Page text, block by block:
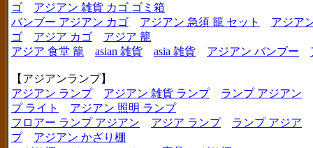
ゴ
アジアン 雑貨 カゴ ゴミ箱
バンブー アジアン カゴ
アジアン 急須 籠 セット
アジア
ゴ
アジア カゴ
アジア 籠
アジア 食堂 籠
asian 雑貨 asia 雑貨 アジアン バンブー
【アジアンランプ】
アジアン ランプ
アジアン 雑貨 ランプ
ランプ アジアン
プ ライト
アジアン 照明 ランプ
フロアー ランプ アジアン
アジア ランプ
ランプ アジア
プ
アジアン かざり棚